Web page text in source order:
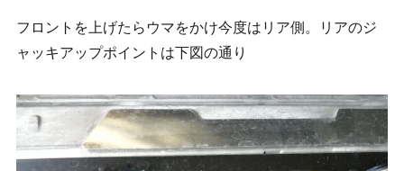
フロントを上げたらウマをかけ今度はリア側。リアのジ
ャッキアップポイントは下図の通り